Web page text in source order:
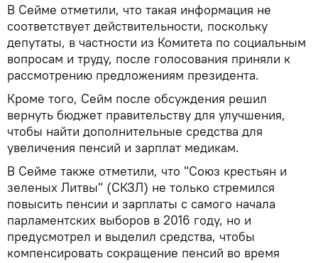
В Сейме отметили, что такая информация не
соответствует действительности, поскольку
депутаты, в частности из Комитета по социальным
вопросам и труду, после голосования приняли к
рассмотрению предложениям президента.
Кроме того, Сейм после обсуждения решил
вернуть бюджет правительству для улучшения,
чтобы найти дополнительные средства для
увеличения пенсий и зарплат медикам.
В Сейме также отметили, что "Союз крестьян и
зеленых Литвы" (СКЗЛ) не только стремился
повысить пенсии и зарплаты с самого начала
парламентских выборов в 2016 году, но и
предусмотрел и выделил средства, чтобы
компенсировать сокращение пенсий во время